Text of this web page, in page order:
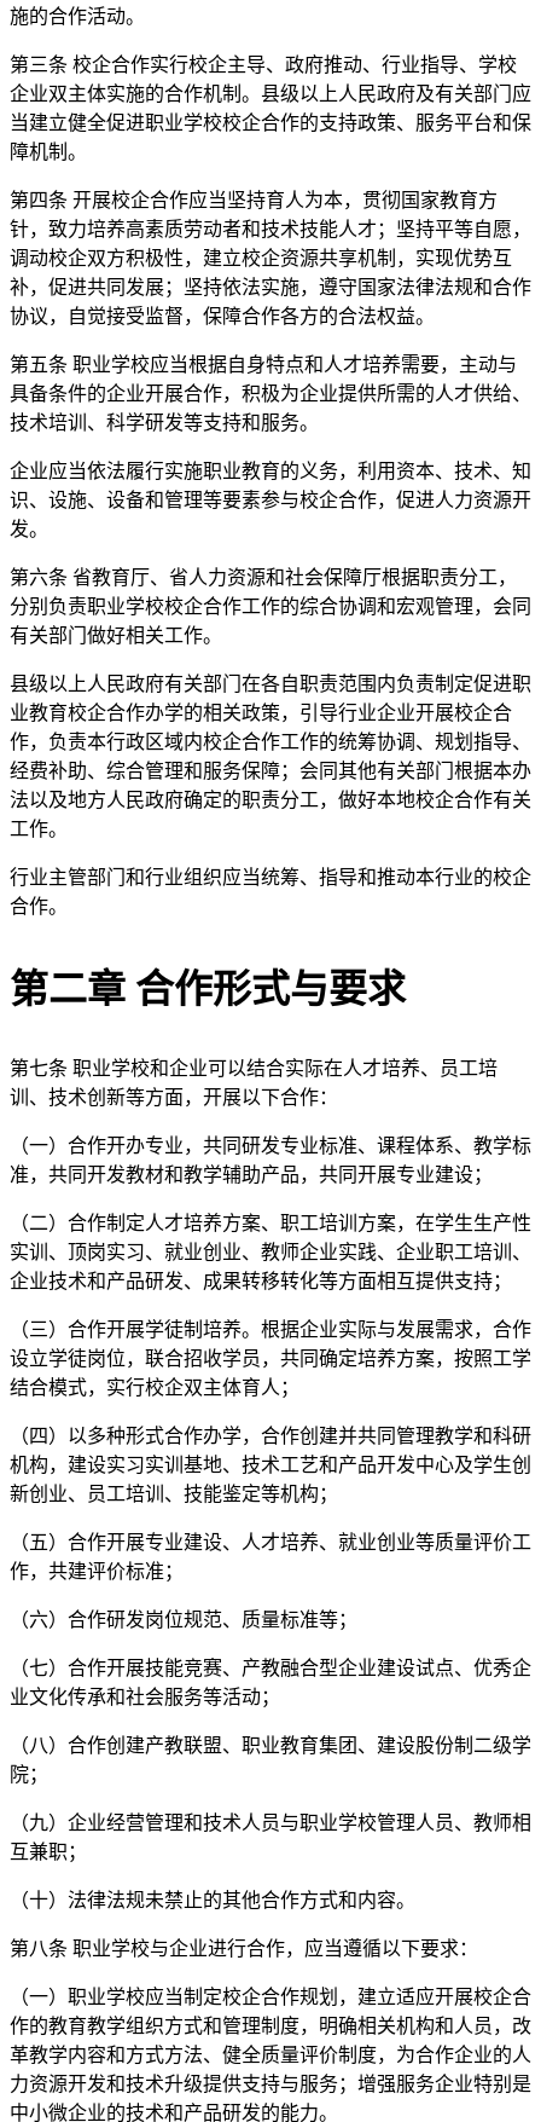
施的合作活动。
第三条 校企合作实行校企主导、政府推动、行业指导、学校
企业双主体实施的合作机制。县级以上人民政府及有关部门应
当建立健全促进职业学校校企合作的支持政策、服务平台和保
障机制。
第四条 开展校企合作应当坚持育人为本，贯彻国家教育方
针，致力培养高素质劳动者和技术技能人才；坚持平等自愿，
调动校企双方积极性，建立校企资源共享机制，实现优势互
补，促进共同发展；坚持依法实施，遵守国家法律法规和合作
协议，自觉接受监督，保障合作各方的合法权益。
第五条 职业学校应当根据自身特点和人才培养需要，主动与
具备条件的企业开展合作，积极为企业提供所需的人才供给、
技术培训、科学研发等支持和服务。
企业应当依法履行实施职业教育的义务，利用资本、技术、知
识、设施、设备和管理等要素参与校企合作，促进人力资源开
发。
第六条 省教育厅、省人力资源和社会保障厅根据职责分工，
分别负责职业学校校企合作工作的综合协调和宏观管理，会同
有关部门做好相关工作。
县级以上人民政府有关部门在各自职责范围内负责制定促进职
业教育校企合作办学的相关政策，引导行业企业开展校企合
作，负责本行政区域内校企合作工作的统筹协调、规划指导、
经费补助、综合管理和服务保障；会同其他有关部门根据本办
法以及地方人民政府确定的职责分工，做好本地校企合作有关
工作。
行业主管部门和行业组织应当统筹、指导和推动本行业的校企
合作。
第二章 合作形式与要求
第七条 职业学校和企业可以结合实际在人才培养、员工培
训、技术创新等方面，开展以下合作：
（一）合作开办专业，共同研发专业标准、课程体系、教学标
准，共同开发教材和教学辅助产品，共同开展专业建设；
（二）合作制定人才培养方案、职工培训方案，在学生生产性
实训、顶岗实习、就业创业、教师企业实践、企业职工培训、
企业技术和产品研发、成果转移转化等方面相互提供支持；
（三）合作开展学徒制培养。根据企业实际与发展需求，合作
设立学徒岗位，联合招收学员，共同确定培养方案，按照工学
结合模式，实行校企双主体育人；
（四）以多种形式合作办学，合作创建并共同管理教学和科研
机构，建设实习实训基地、技术工艺和产品开发中心及学生创
新创业、员工培训、技能鉴定等机构；
（五）合作开展专业建设、人才培养、就业创业等质量评价工
作，共建评价标准；
（六）合作研发岗位规范、质量标准等；
（七）合作开展技能竞赛、产教融合型企业建设试点、优秀企
业文化传承和社会服务等活动；
（八）合作创建产教联盟、职业教育集团、建设股份制二级学
院；
（九）企业经营管理和技术人员与职业学校管理人员、教师相
互兼职；
（十）法律法规未禁止的其他合作方式和内容。
第八条 职业学校与企业进行合作，应当遵循以下要求：
（一）职业学校应当制定校企合作规划，建立适应开展校企合
作的教育教学组织方式和管理制度，明确相关机构和人员，改
革教学内容和方式方法、健全质量评价制度，为合作企业的人
力资源开发和技术升级提供支持与服务；增强服务企业特别是
中小微企业的技术和产品研发的能力。